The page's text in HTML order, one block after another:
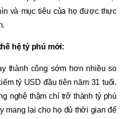
và mục tiêu của họ được thực
hệ tỷ phú mới:
thành công sớm hơn nhiều so
tỷ USD đầu tiên năm 31 tuổi.
nghệ thậm chí trở thành tỷ phú
mang lại cho họ đủ thời gian để